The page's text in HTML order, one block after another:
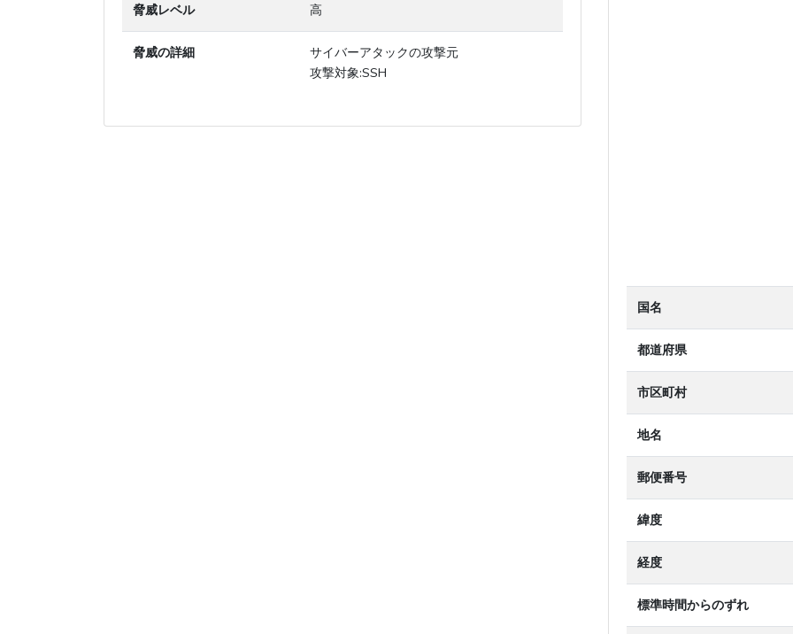
脅威レベル 高
脅威の詳細
サイバーアタックの攻撃元
攻撃対象:SSH
国名
都道府県
市区町村
地名
郵便番号
緯度
経度
標準時間からのずれ